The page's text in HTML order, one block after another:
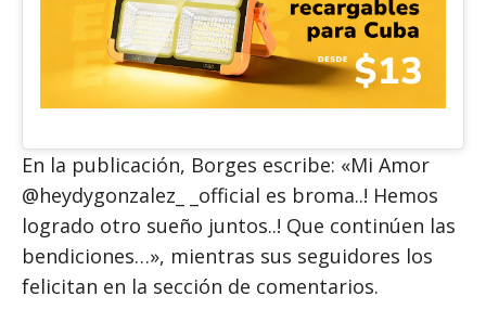
En la publicación, Borges escribe: «Mi Amor
@heydygonzalez_ _official es broma..! Hemos
logrado otro sueño juntos..! Que continúen las
bendiciones…», mientras sus seguidores los
felicitan en la sección de comentarios.